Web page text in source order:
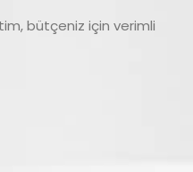
bütçeniz için verimli